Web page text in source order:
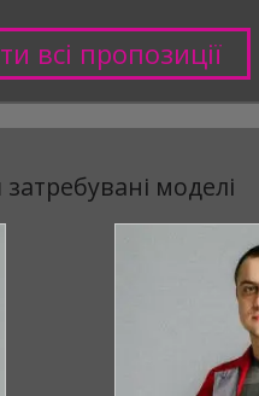
всі пропозиції
моделі